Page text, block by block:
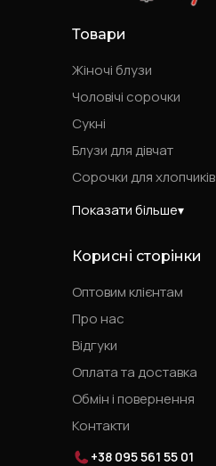
Товари
Жіночі блузи
Чоловічі сорочки
Сукні
Блузи для дівчат
Сорочки для хлопчиків
Показати більше
Корисні сторінки
Оптовим клієнтам
Про нас
Відгуки
Оплата та доставка
Обмін і повернення
Контакти
+38 095 561 55 01